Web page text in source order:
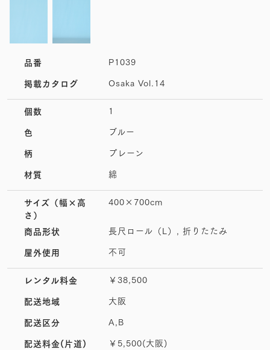
品番 P1039
掲載カタログ Osaka Vol.14
個数 1
色 ブルー
柄 プレーン
材質 綿
サイズ （幅×高
さ）
400×700cm
商品形状 長尺ロール（L）, 折りたたみ
屋外使用 不可
レンタル料金 ￥38,500
配送地域 大阪
配送区分 A,B
配送料金(片道) ￥5,500(大阪)